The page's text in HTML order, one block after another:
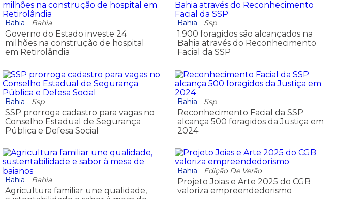
Bahia - Bahia
Governo do Estado investe 24
milhões na construção de hospital
em Retirolândia
Bahia - Ssp
1.900 foragidos são alcançados na
Bahia através do Reconhecimento
Facial da SSP
Bahia - Ssp
SSP prorroga cadastro para vagas no
Conselho Estadual de Segurança
Pública e Defesa Social
Bahia - Ssp
Reconhecimento Facial da SSP
alcança 500 foragidos da Justiça em
2024
Bahia - Bahia
Agricultura familiar une qualidade,
Bahia - Edição De Verão
Projeto Joias e Arte 2025 do CGB
valoriza empreendedorismo